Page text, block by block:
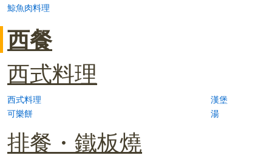
鯨魚肉料理
西餐
西式料理
西式料理
漢堡
可樂餅
湯
排餐・鐵板燒